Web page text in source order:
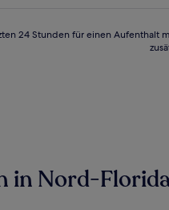
24 Stunden für einen Aufenthalt
in Nord-